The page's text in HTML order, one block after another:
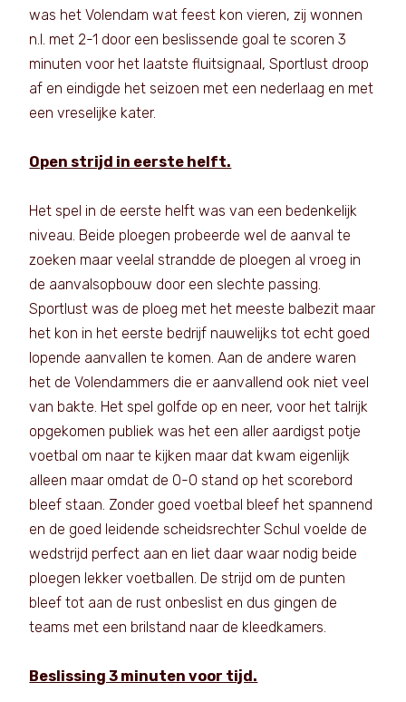
was het Volendam wat feest kon vieren, zij wonnen
n.l. met 2-1 door een beslissende goal te scoren 3
minuten voor het laatste fluitsignaal, Sportlust droop
af en eindigde het seizoen met een nederlaag en met
een vreselijke kater.
Open strijd in eerste helft.
Het spel in de eerste helft was van een bedenkelijk
niveau. Beide ploegen probeerde wel de aanval te
zoeken maar veelal strandde de ploegen al vroeg in
de aanvalsopbouw door een slechte passing.
Sportlust was de ploeg met het meeste balbezit maar
het kon in het eerste bedrijf nauwelijks tot echt goed
lopende aanvallen te komen. Aan de andere waren
het de Volendammers die er aanvallend ook niet veel
van bakte. Het spel golfde op en neer, voor het talrijk
opgekomen publiek was het een aller aardigst potje
voetbal om naar te kijken maar dat kwam eigenlijk
alleen maar omdat de 0-0 stand op het scorebord
bleef staan. Zonder goed voetbal bleef het spannend
en de goed leidende scheidsrechter Schul voelde de
wedstrijd perfect aan en liet daar waar nodig beide
ploegen lekker voetballen. De strijd om de punten
bleef tot aan de rust onbeslist en dus gingen de
teams met een brilstand naar de kleedkamers.
Beslissing 3 minuten voor tijd.